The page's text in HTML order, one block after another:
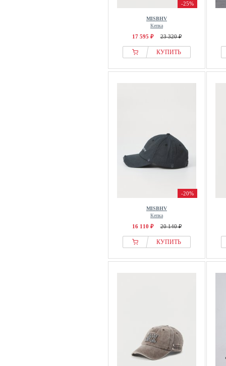
-25%
MISBHV
Кепка
17 595 ₽ 23 320 ₽
КУПИТЬ
-20%
MISBHV
Кепка
16 110 ₽ 20 140 ₽
КУПИТЬ